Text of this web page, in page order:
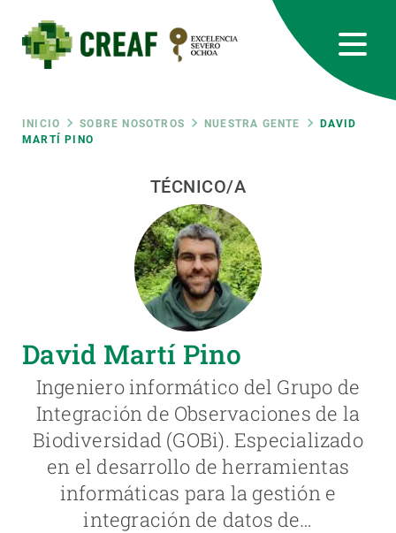
contenido
principal
Ruta
navegación
INICIO SOBRE NOSOTROS NUESTRA GENTE
DAVID
MARTÍ PINO
TÉCNICO/A
David Martí Pino
Ingeniero informático del Grupo de
Integración de Observaciones de la
Biodiversidad (GOBi). Especializado
en el desarrollo de herramientas
informáticas para la gestión e
integración de datos de…
RRSS
Featured
responsive
Responsive
CIENCIA EN ACCIÓN
ÚNETE A NOSOTROS
PARTICIPA
NOTICIAS Y AGENDA